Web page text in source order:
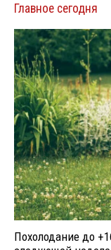
Главное сегодня
Похолодание до